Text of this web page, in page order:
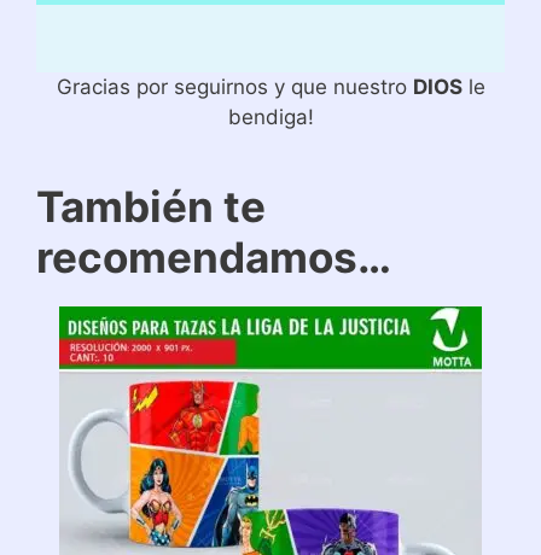
Gracias por seguirnos y que nuestro DIOSle
bendiga!
También te
recomendamos…